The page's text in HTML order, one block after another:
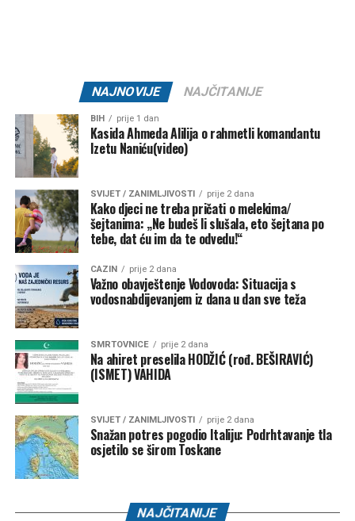
NAJNOVIJE NAJČITANIJE
BIH prije 1 dan
Kasida Ahmeda Alilija o rahmetli komandantu
Izetu Naniću(video)
SVIJET / ZANIMLJIVOSTI prije 2 dana
Kako djeci ne treba pričati o melekima/
šejtanima: „Ne budeš li slušala, eto šejtana po
tebe, dat ću im da te odvedu!“
CAZIN prije 2 dana
Važno obavještenje Vodovoda: Situacija s
vodosnabdijevanjem iz dana u dan sve teža
SMRTOVNICE prije 2 dana
Na ahiret preselila HODŽIĆ (rođ. BEŠIRAVIĆ)
(ISMET) VAHIDA
SVIJET / ZANIMLJIVOSTI prije 2 dana
Snažan potres pogodio Italiju: Podrhtavanje tla
osjetilo se širom Toskane
NAJČITANIJE